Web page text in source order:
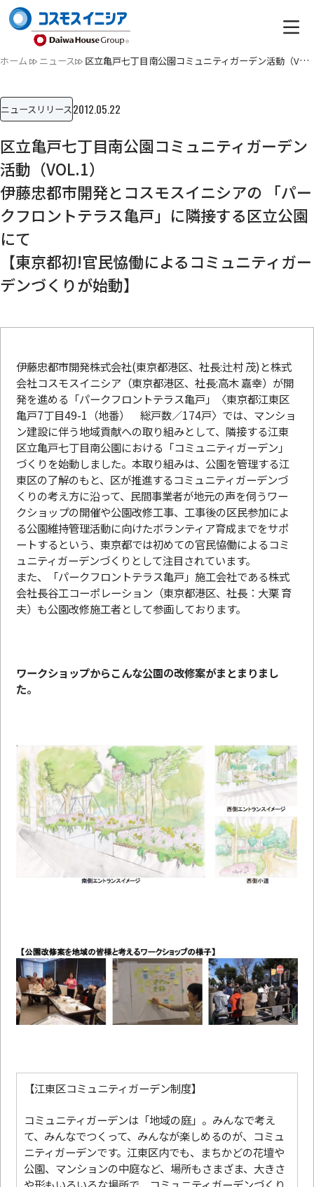
ホーム ニュース 区立亀戸七丁目南公園コミュニティガーデン活動（VOL.1）伊藤忠…
ニュースリリース2012.05.22
区立亀戸七丁目南公園コミュニティガーデン
活動（VOL.1）
伊藤忠都市開発とコスモスイニシアの 「パー
クフロントテラス亀戸」に隣接する区立公園
にて
【東京都初!官民恊働によるコミュニティガー
デンづくりが始動】
伊藤忠都市開発株式会社(東京都港区、社長:辻村 茂)と株式
会社コスモスイニシア（東京都港区、社長:高木 嘉幸）が開
発を進める「パークフロントテラス亀戸」〈東京都江東区
亀戸7丁目49-1（地番） 総戸数／174戸〉では、マンショ
ン建設に伴う地域貢献への取り組みとして、隣接する江東
区立亀戸七丁目南公園における「コミュニティガーデン」
づくりを始動しました。本取り組みは、公園を管理する江
東区の了解のもと、区が推進するコミュニティガーデンづ
くりの考え方に沿って、民間事業者が地元の声を伺うワー
クショップの開催や公園改修工事、工事後の区民参加によ
る公園維持管理活動に向けたボランティア育成までをサポ
ートするという、東京都では初めての官民恊働によるコミ
ュニティガーデンづくりとして注目されています。
また、「パークフロントテラス亀戸」施工会社である株式
会社長谷工コーポレーション（東京都港区、社長：大栗 育
夫）も公園改修施工者として参画しております。
ワークショップからこんな公園の改修案がまとまりまし
た。
【江東区コミュニティガーデン制度】
コミュニティガーデンは「地域の庭」。みんなで考え
て、みんなでつくって、みんなが楽しめるのが、コミュ
ニティガーデンです。江東区内でも、まちかどの花壇や
公園、マンションの中庭など、場所もさまざま、大きさ